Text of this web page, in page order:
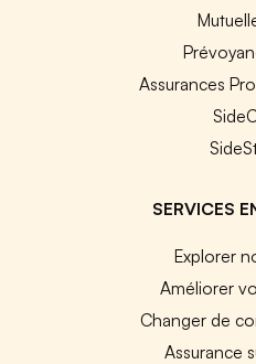
Assurances
SERVICES
Explorer
Améliorer
Changer de
Assurance